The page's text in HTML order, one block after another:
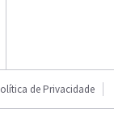
de Privacidade